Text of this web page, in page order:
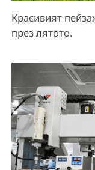
Красивият
през лятото.